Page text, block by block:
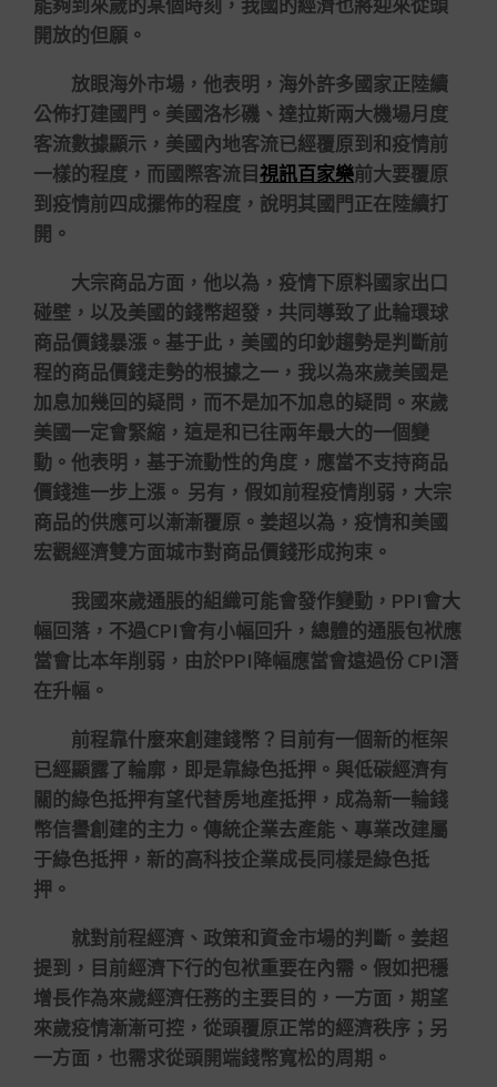
能夠到來歲的某個時刻，我國的經濟也將迎來從頭
開放的但願。
放眼海外市場，他表明，海外許多國家正陸續
公佈打建國門。美國洛杉磯、達拉斯兩大機場月度
客流數據顯示，美國內地客流已經覆原到和疫情前
一樣的程度，而國際客流目視訊百家樂前大要覆原
到疫情前四成擺佈的程度，說明其國門正在陸續打
開。
大宗商品方面，他以為，疫情下原料國家出口
碰壁，以及美國的錢幣超發，共同導致了此輪環球
商品價錢暴漲。基于此，美國的印鈔趨勢是判斷前
程的商品價錢走勢的根據之一，我以為來歲美國是
加息加幾回的疑問，而不是加不加息的疑問。來歲
美國一定會緊縮，這是和已往兩年最大的一個變
動。他表明，基于流動性的角度，應當不支持商品
價錢進一步上漲。 另有，假如前程疫情削弱，大宗
商品的供應可以漸漸覆原。姜超以為，疫情和美國
宏觀經濟雙方面城市對商品價錢形成拘束。
我國來歲通脹的組織可能會發作變動，PPI會大
幅回落，不過CPI會有小幅回升，總體的通脹包袱應
當會比本年削弱，由於PPI降幅應當會遠過份 CPI潛
在升幅。
前程靠什麼來創建錢幣？目前有一個新的框架
已經顯露了輪廓，即是靠綠色抵押。與低碳經濟有
關的綠色抵押有望代替房地產抵押，成為新一輪錢
幣信譽創建的主力。傳統企業去產能、專業改建屬
于綠色抵押，新的高科技企業成長同樣是綠色抵
押。
就對前程經濟、政策和資金市場的判斷。姜超
提到，目前經濟下行的包袱重要在內需。假如把穩
增長作為來歲經濟任務的主要目的，一方面，期望
來歲疫情漸漸可控，從頭覆原正常的經濟秩序；另
一方面，也需求從頭開端錢幣寬松的周期。